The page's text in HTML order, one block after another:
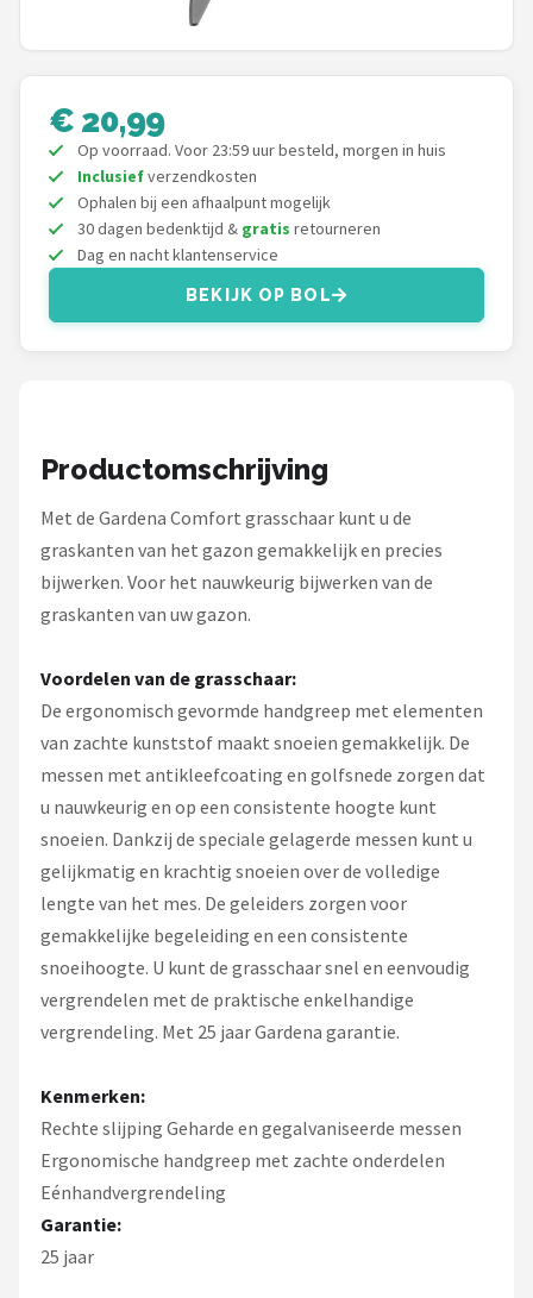
Talen Tools
Husqvarna
Bosch
WORX
Makita
Fiskars
Alle merken →
€ 20,99
Op voorraad. Voor 23:59 uur besteld, morgen in huis
Inclusiefverzendkosten
Ophalen bij een afhaalpunt mogelijk
30 dagen bedenktijd & gratis retourneren
Dag en nacht klantenservice
BEKIJK OP BOL
Productomschrijving
Met de Gardena Comfort grasschaar kunt u de
graskanten van het gazon gemakkelijk en precies
bijwerken. Voor het nauwkeurig bijwerken van de
graskanten van uw gazon.
Voordelen van de grasschaar:
De ergonomisch gevormde handgreep met elementen
van zachte kunststof maakt snoeien gemakkelijk. De
messen met antikleefcoating en golfsnede zorgen dat
u nauwkeurig en op een consistente hoogte kunt
snoeien. Dankzij de speciale gelagerde messen kunt u
gelijkmatig en krachtig snoeien over de volledige
lengte van het mes. De geleiders zorgen voor
gemakkelijke begeleiding en een consistente
snoeihoogte. U kunt de grasschaar snel en eenvoudig
vergrendelen met de praktische enkelhandige
vergrendeling. Met 25 jaar Gardena garantie.
Kenmerken:
Rechte slijping Geharde en gegalvaniseerde messen
Ergonomische handgreep met zachte onderdelen
Eénhandvergrendeling
Garantie:
25 jaar